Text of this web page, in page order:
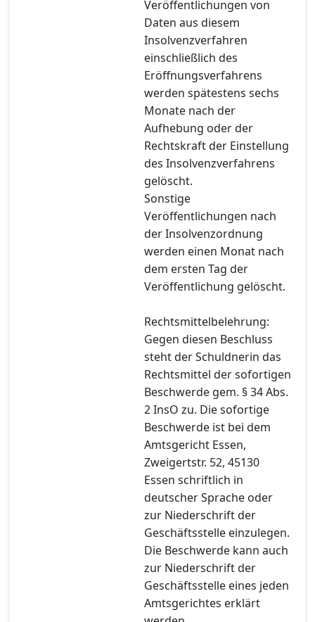
Veröffentlichungen von
Daten aus diesem
Insolvenzverfahren
einschließlich des
Eröffnungsverfahrens
werden spätestens sechs
Monate nach der
Aufhebung oder der
Rechtskraft der Einstellung
des Insolvenzverfahrens
gelöscht.
Sonstige
Veröffentlichungen nach
der Insolvenzordnung
werden einen Monat nach
dem ersten Tag der
Veröffentlichung gelöscht.
Rechtsmittelbelehrung:
Gegen diesen Beschluss
steht der Schuldnerin das
Rechtsmittel der sofortigen
Beschwerde gem. § 34 Abs.
2 InsO zu. Die sofortige
Beschwerde ist bei dem
Amtsgericht Essen,
Zweigertstr. 52, 45130
Essen schriftlich in
deutscher Sprache oder
zur Niederschrift der
Geschäftsstelle einzulegen.
Die Beschwerde kann auch
zur Niederschrift der
Geschäftsstelle eines jeden
Amtsgerichtes erklärt